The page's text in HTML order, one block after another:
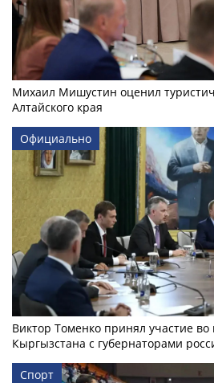
Михаил Мишустин оценил
Алтайского края
Официально
Виктор Томенко принял участие во
Кыргызстана с губернаторами
Спорт